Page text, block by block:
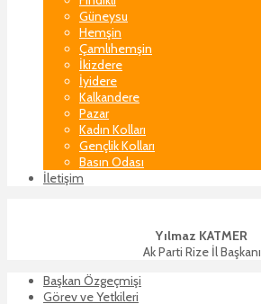
Güneysu
Hemşin
Çamlıhemşin
İkizdere
İyidere
Kalkandere
Pazar
Kadın Kolları
Gençlik Kolları
Basın Odası
İletişim
Yılmaz KATMER
Ak Parti Rize İl Başkanı
Başkan Özgeçmişi
Görev ve Yetkileri